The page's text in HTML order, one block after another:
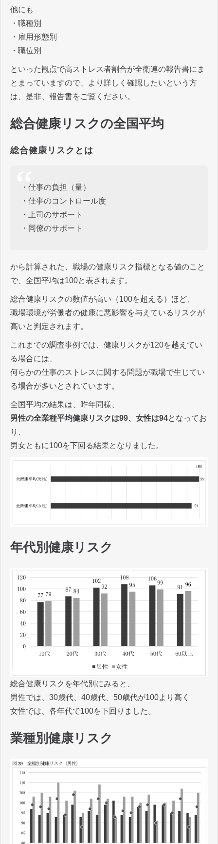
他にも
・職種別
・雇用形態別
・職位別
といった観点で高ストレス者割合が全衛連の報告書にま
とまっていますので、より詳しく確認したいという方
は、是非、報告書をご覧ください。
総合健康リスクの全国平均
総合健康リスクとは
・仕事の負担（量）
・仕事のコントロール度
・上司のサポート
・同僚のサポート
から計算された、職場の健康リスク指標となる値のこと
で、全国平均は100と表されます。
総合健康リスクの数値が高い（100を超える）ほど、
職場環境が労働者の健康に悪影響を与えているリスクが
高いと判定されます。
これまでの調査事例では、健康リスクが120を越えてい
る場合には、
何らかの仕事のストレスに関する問題が職場で生じてい
る場合が多いとされています。
全国平均の結果は、昨年同様、
男性の全業種平均健康リスクは99、女性は94となってお
り、
男女ともに100を下回る結果となりました。
年代別健康リスク
総合健康リスクを年代別にみると、
男性では、30歳代、40歳代、50歳代が100より高く
女性では、各年代で100を下回りました。
業種別健康リスク